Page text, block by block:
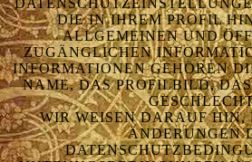
ENSCHUTZEINSTELLUNGEN
IN IHREM PROFIL
GEMEINEN UND
ÄNGLICHEN
ORMATIONEN GEHÖREN DIE
E, DAS PROFILBILD, DAS
CHLECHT.
WIR WEISEN DARAUF HIN,
ÄNDERUNGEN